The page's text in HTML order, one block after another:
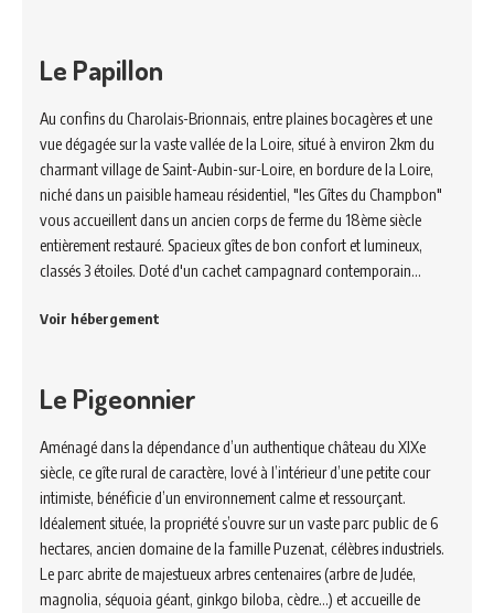
Le Papillon
Au confins du Charolais-Brionnais, entre plaines bocagères et une
vue dégagée sur la vaste vallée de la Loire, situé à environ 2km du
charmant village de Saint-Aubin-sur-Loire, en bordure de la Loire,
niché dans un paisible hameau résidentiel, "les Gîtes du Champbon"
vous accueillent dans un ancien corps de ferme du 18ème siècle
entièrement restauré. Spacieux gîtes de bon confort et lumineux,
classés 3 étoiles. Doté d'un cachet campagnard contemporain…
Voir hébergement
Le Pigeonnier
Aménagé dans la dépendance d’un authentique château du XIXe
siècle, ce gîte rural de caractère, lové à l’intérieur d’une petite cour
intimiste, bénéficie d’un environnement calme et ressourçant.
Idéalement située, la propriété s’ouvre sur un vaste parc public de 6
hectares, ancien domaine de la famille Puzenat, célèbres industriels.
Le parc abrite de majestueux arbres centenaires (arbre de Judée,
magnolia, séquoia géant, ginkgo biloba, cèdre…) et accueille de